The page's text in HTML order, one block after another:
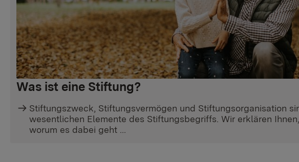
Was ist eine Stiftung?
Stiftungszweck, Stiftungsvermögen und Stiftungsorganisation
wesentlichen Elemente des Stiftungsbegriffs. Wir erklären Ihnen,
worum es dabei geht …